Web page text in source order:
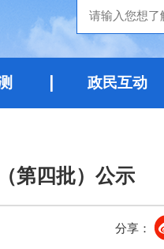
政民互动
第四批）公示
分享：